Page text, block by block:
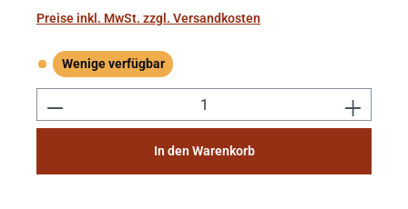
Preise inkl. MwSt. zzgl. Versandkosten
Wenige verfügbar
Wenige verfügbar
Produkt Anzahl: Gib den gewünschten
In den Warenkorb